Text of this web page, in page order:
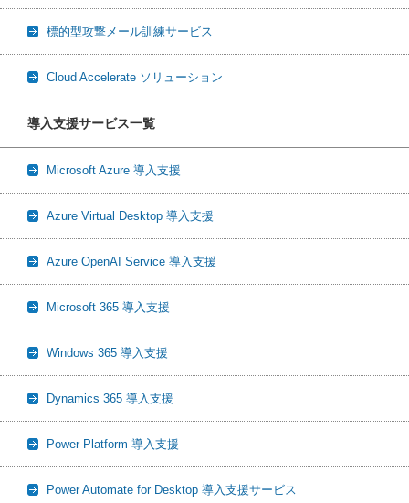
標的型攻撃メール訓練サービス
Cloud Accelerate ソリューション
導入支援サービス一覧
Microsoft Azure 導入支援
Azure Virtual Desktop 導入支援
Azure OpenAI Service 導入支援
Microsoft 365 導入支援
Windows 365 導入支援
Dynamics 365 導入支援
Power Platform 導入支援
Power Automate for Desktop 導入支援サービス